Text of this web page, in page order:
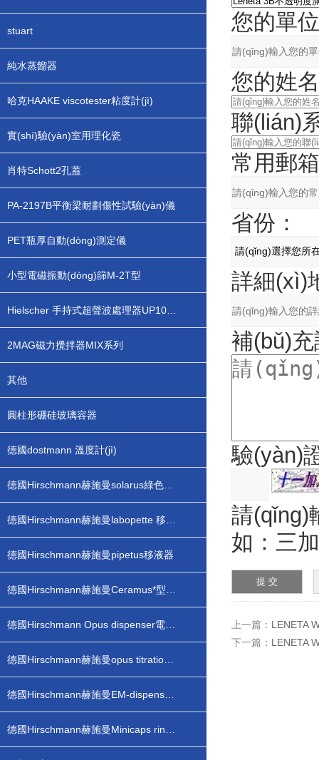
stuart
純水蒸餾器
哈克HAAKE viscotester粘度計(jì)
實(shí)驗(yàn)室用理化瓷
肖特Schott2孔蓋
PA-2197B平衡梁耐劃傷性試驗(yàn)儀
PET瓶厚自動(dòng)測定儀
小型電磁振動(dòng)篩M-2T型
2MAG磁力攪拌器MIX系列
其他
圓柱形硼硅玻璃容器
德國dostmann 溫度計(jì)
德國Hirschmann赫施曼pipetus移液器
您的單
您的姓
聯(lián)
常用郵
省份：
詳細(xì)
補(bǔ)
驗(yàn)
請(qǐng)
如：三
上一篇： LENETA
下一篇： LENETA